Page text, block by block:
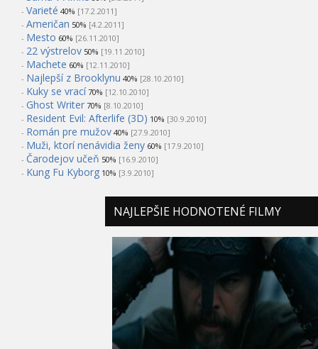
- Varieté 40% [17.2.2011]
- Američan 50% [4.2.2011]
- Mesto 60% [26.11.2010]
- 22 výstrelov 50% [19.11.2010]
- Machete 60% [12.11.2010]
- Najlepší z Brooklynu 40% [28.10.2010]
- Kuky se vrací 70% [12.10.2010]
- Ghost Writer 70% [8.10.2010]
- Resident Evil: Afterlife (3D) 10% [30.9.2010]
- Román pre mužov 40% [27.9.2010]
- Muži, ktorí nenávidia ženy 60% [17.9.2010]
- Čarodejov učeň 50% [16.9.2010]
- Kung Fu Kyborg 10% [3.9.2010]
NAJLEPŠIE HODNOTENÉ FILMY